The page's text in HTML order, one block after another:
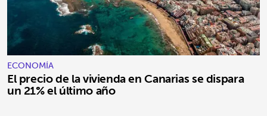
ECONOMÍA
El precio de la vivienda en Canarias se dispara
un 21% el último año